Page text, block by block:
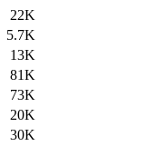
22K
5.7K
13K
81K
73K
20K
30K